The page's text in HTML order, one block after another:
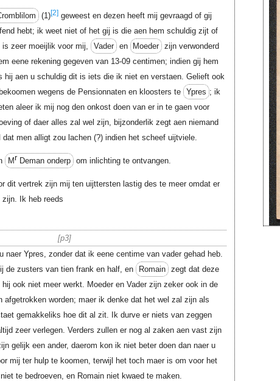
(1)[2]geweest en dezen heeft mij gevraagd of gij
hebt; ik weet niet of het gij is die aen hem schuldig zijt of
zeer moeijlik voor mij,
Vader en Moeder zijn verwonderd
eene rekening gegeven van 13-09 centimen; indien gij hem
hij aen u schuldig dit is iets die ik niet en verstaen. Gelieft ook
wegens de Pensionnaten en kloosters te
Ypres ; ik
aleer ik mij nog den onkost doen van er in te gaen voor
of daer alles zal wel zijn, bijzonderlik zegt aen niemand
men alligt zou lachen (?) indien het scheef uijtviele.
Mr Deman onderp om inlichting te ontvangen.
dit vertrek zijn mij ten uijttersten lastig des te meer omdat er
Ik heb reeds
p3
naer Ypres, zonder dat ik eene centime van vader gehad heb.
de zusters van tien frank en half, en
Romain zegt dat deze
ook niet meer werkt. Moeder en Vader zijn zeker ook in de
afgetrokken worden; maer ik denke dat het wel zal zijn als
gemakkeliks hoe dit al zit. Ik durve er niets van zeggen
zeer verlegen. Verders zullen er nog al zaken aen vast zijn
gelijk een ander, daerom kon ik niet beter doen dan naer u
mij ter hulp te koomen, terwijl het toch maer is om voor het
te bedroeven, en Romain niet kwaed te maken.